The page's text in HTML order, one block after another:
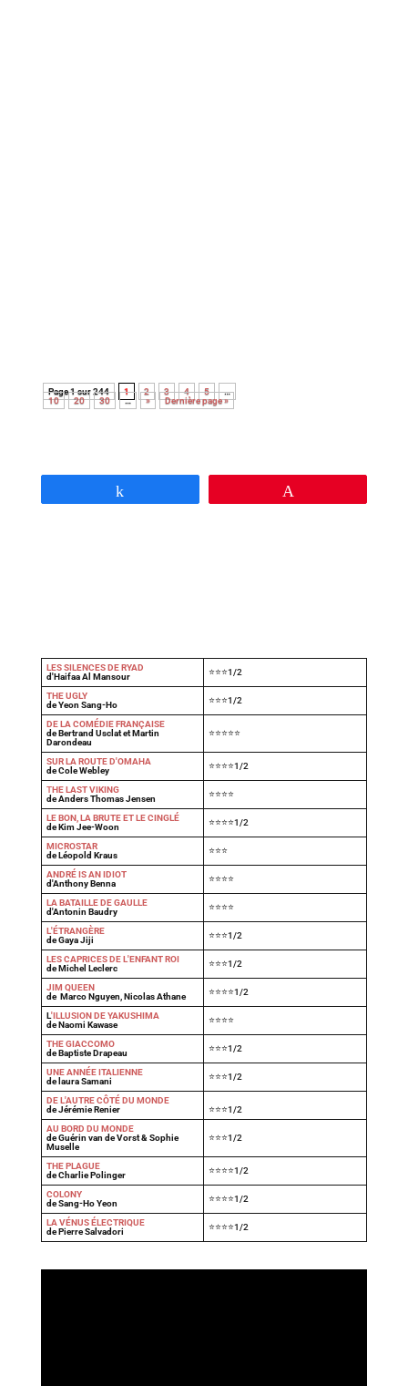
Page 1 sur 244 1 2 3 4 5
…
10
20 30 … » Dernière page »
LES SILENCES DE RYAD
d'Haifaa Al Mansour
⭐⭐⭐1/2
THE UGLY
de Yeon Sang-Ho
⭐⭐⭐1/2
DE LA COMÉDIE FRANÇAISE
de Bertrand Usclat et Martin
Darondeau
⭐⭐⭐⭐⭐
SUR LA ROUTE D'OMAHA
de Cole Webley
⭐⭐⭐⭐1/2
THE LAST VIKING
de Anders Thomas Jensen
⭐⭐⭐⭐
LE BON, LA BRUTE ET LE CINGLÉ
de Kim Jee-Woon
⭐⭐⭐⭐1/2
MICROSTAR
de Léopold Kraus
⭐⭐⭐
ANDRÉ IS AN IDIOT
d'Anthony Benna
⭐⭐⭐⭐
LA BATAILLE DE GAULLE
d'Antonin Baudry
⭐⭐⭐⭐
L'ÉTRANGÈRE
de Gaya Jiji
⭐⭐⭐1/2
LES CAPRICES DE L'ENFANT ROI
de Michel Leclerc
⭐⭐⭐1/2
JIM QUEEN
de Marco Nguyen, Nicolas Athane
⭐⭐⭐⭐1/2
L'ILLUSION DE YAKUSHIMA
de Naomi Kawase
⭐⭐⭐⭐
THE GIACCOMO
de Baptiste Drapeau
⭐⭐⭐1/2
UNE ANNÉE ITALIENNE
de laura Samani
⭐⭐⭐1/2
DE L'AUTRE CÔTÉ DU MONDE
de Jérémie Renier
⭐⭐⭐1/2
AU BORD DU MONDE
de Guérin van de Vorst & Sophie
Muselle
⭐⭐⭐1/2
THE PLAGUE
de Charlie Polinger
⭐⭐⭐⭐1/2
COLONY
de Sang-Ho Yeon
⭐⭐⭐⭐1/2
LA VÉNUS ÉLECTRIQUE
de Pierre Salvadori
⭐⭐⭐⭐1/2